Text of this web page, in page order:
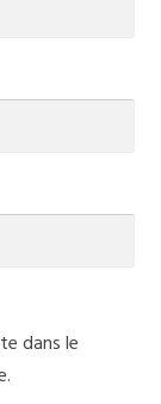
dans le